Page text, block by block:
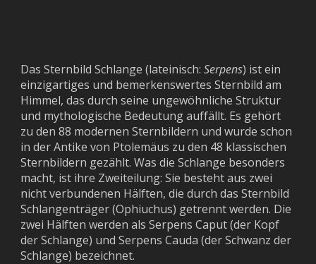
Das Sternbild Schlange (lateinisch:Serpens) ist ein
einzigartiges und bemerkenswertes Sternbild am
Himmel, das durch seine ungewöhnliche Struktur
und mythologische Bedeutung auffällt. Es gehört
zu den 88 modernen Sternbildern und wurde schon
in der Antike von Ptolemäus zu den 48 klassischen
Sternbildern gezählt. Was die Schlange besonders
macht, ist ihre Zweiteilung: Sie besteht aus zwei
nicht verbundenen Hälften, die durch das Sternbild
Schlangenträger (Ophiuchus) getrennt werden. Die
zwei Hälften werden als Serpens Caput (der Kopf
der Schlange) und Serpens Cauda (der Schwanz der
Schlange) bezeichnet.